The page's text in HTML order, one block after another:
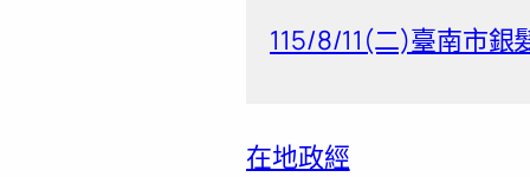
115/8/11(二)臺南市銀
在地政經